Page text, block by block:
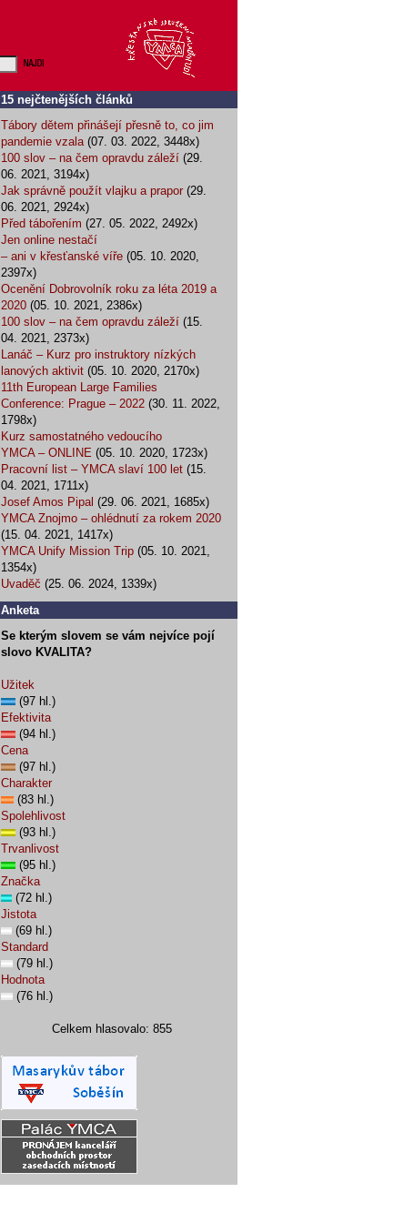
15 nejčtenějších článků
Tábory dětem přinášejí přesně to, co jim
pandemie vzala(07. 03. 2022, 3448x)
100 slov – na čem opravdu záleží (29.
06. 2021, 3194x)
Jak správně použít vlajku a prapor (29.
06. 2021, 2924x)
Před tábořením (27. 05. 2022, 2492x)
Jen online nestačí
– ani v křesťanské víře (05. 10. 2020,
2397x)
Ocenění Dobrovolník roku za léta 2019 a
2020 (05. 10. 2021, 2386x)
100 slov – na čem opravdu záleží (15.
04. 2021, 2373x)
Lanáč – Kurz pro instruktory nízkých
lanových aktivit (05. 10. 2020, 2170x)
11th European Large Families
Conference: Prague – 2022 (30. 11. 2022,
1798x)
Kurz samostatného vedoucího
YMCA – ONLINE (05. 10. 2020, 1723x)
Pracovní list – YMCA slaví 100 let (15.
04. 2021, 1711x)
Josef Amos Pipal (29. 06. 2021, 1685x)
YMCA Znojmo – ohlédnutí za rokem 2020
(15. 04. 2021, 1417x)
YMCA Unify Mission Trip (05. 10. 2021,
1354x)
Uvaděč (25. 06. 2024, 1339x)
Anketa
Se kterým slovem se vám nejvíce pojí
slovo KVALITA?
Užitek
(97 hl.)
Efektivita
(94 hl.)
Cena
(97 hl.)
Charakter
(83 hl.)
Spolehlivost
(93 hl.)
Trvanlivost
(95 hl.)
Značka
(72 hl.)
Jistota
(69 hl.)
Standard
(79 hl.)
Hodnota
(76 hl.)
Celkem hlasovalo: 855